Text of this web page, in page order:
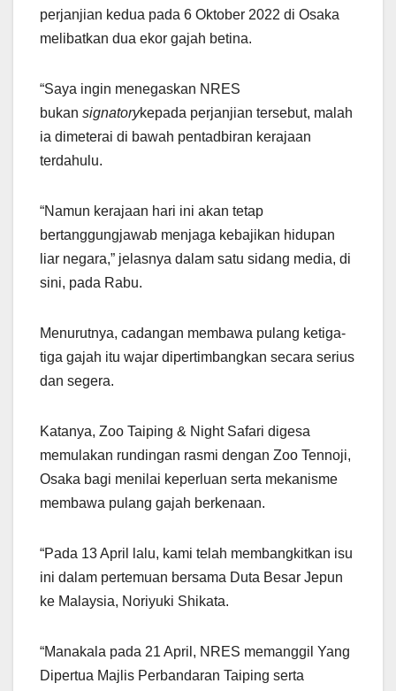
perjanjian kedua pada 6 Oktober 2022 di Osaka
melibatkan dua ekor gajah betina.
“Saya ingin menegaskan NRES
bukan signatorykepada perjanjian tersebut, malah
ia dimeterai di bawah pentadbiran kerajaan
terdahulu.
“Namun kerajaan hari ini akan tetap
bertanggungjawab menjaga kebajikan hidupan
liar negara,” jelasnya dalam satu sidang media, di
sini, pada Rabu.
Menurutnya, cadangan membawa pulang ketiga-
tiga gajah itu wajar dipertimbangkan secara serius
dan segera.
Katanya, Zoo Taiping & Night Safari digesa
memulakan rundingan rasmi dengan Zoo Tennoji,
Osaka bagi menilai keperluan serta mekanisme
membawa pulang gajah berkenaan.
“Pada 13 April lalu, kami telah membangkitkan isu
ini dalam pertemuan bersama Duta Besar Jepun
ke Malaysia, Noriyuki Shikata.
“Manakala pada 21 April, NRES memanggil Yang
Dipertua Majlis Perbandaran Taiping serta